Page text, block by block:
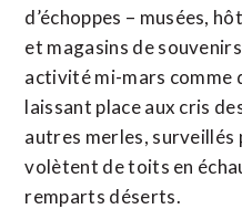
d’échoppes – musées,
et magasins de
activité mi-mars comme
laissant place aux cris
autres merles, surveillés
volètent de toits en
remparts déserts.